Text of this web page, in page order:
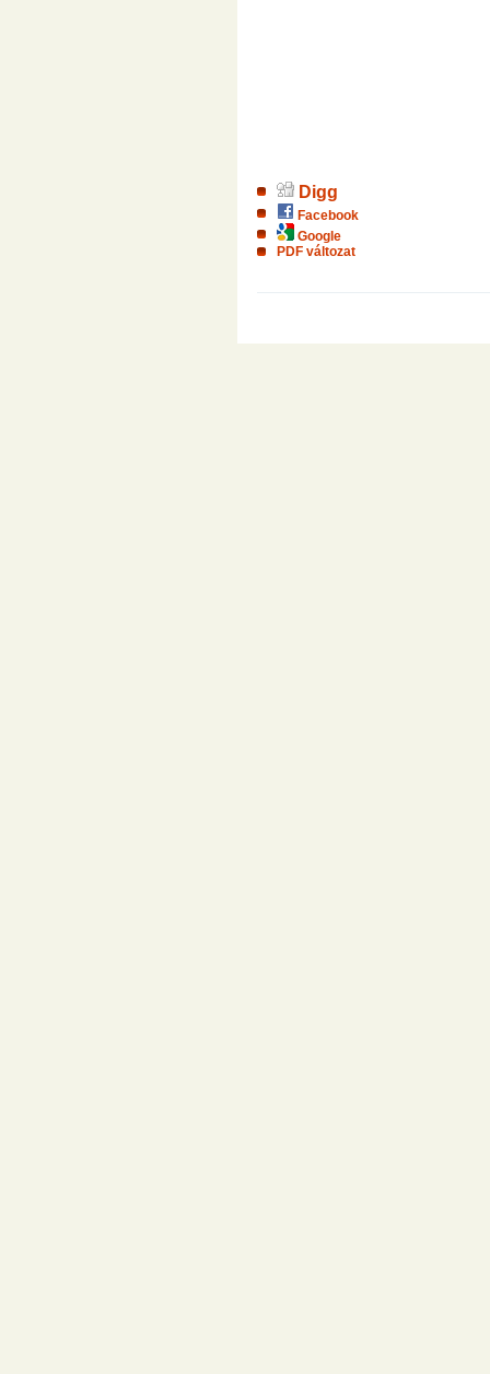
Digg
Facebook
Google
PDF változat